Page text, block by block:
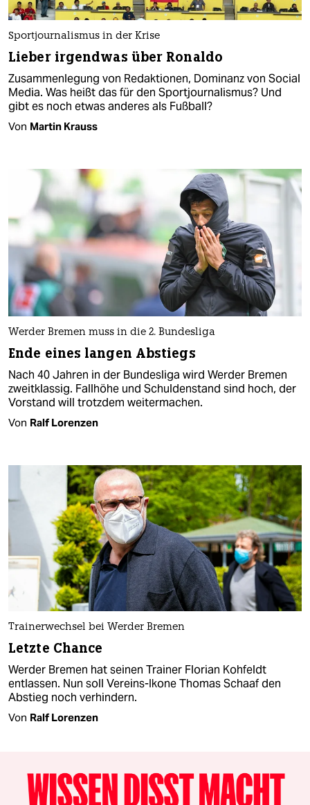
Sportjournalismus in der Krise
Lieber irgendwas über Ronaldo
Zusammenlegung von Redaktionen, Dominanz von Social
Media. Was heißt das für den Sportjournalismus? Und
gibt es noch etwas anderes als Fußball?
Von Martin Krauss
Werder Bremen muss in die 2. Bundesliga
Ende eines langen Abstiegs
Nach 40 Jahren in der Bundesliga wird Werder Bremen
zweitklassig. Fallhöhe und Schuldenstand sind hoch, der
Vorstand will trotzdem weitermachen.
Von Ralf Lorenzen
Trainerwechsel bei Werder Bremen
Letzte Chance
Werder Bremen hat seinen Trainer Florian Kohfeldt
entlassen. Nun soll Vereins-Ikone Thomas Schaaf den
Abstieg noch verhindern.
Von Ralf Lorenzen